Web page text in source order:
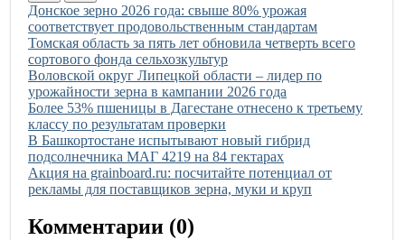
Иллюстрация новости
Донское зерно 2026 года: свыше 80% урожая
соответствует продовольственным стандартам
Иллюстрация новости
Томская область за пять лет обновила четверть всего
сортового фонда сельхозкультур
Иллюстрация новости
Воловской округ Липецкой области – лидер по
урожайности зерна в кампании 2026 года
Иллюстрация новости
Более 53% пшеницы в Дагестане отнесено к третьему
классу по результатам проверки
Иллюстрация новости
В Башкортостане испытывают новый гибрид
подсолнечника МАГ 4219 на 84 гектарах
Иллюстрация новости
Акция на grainboard.ru: посчитайте потенциал от
рекламы для поставщиков зерна, муки и круп
Комментарии (0)